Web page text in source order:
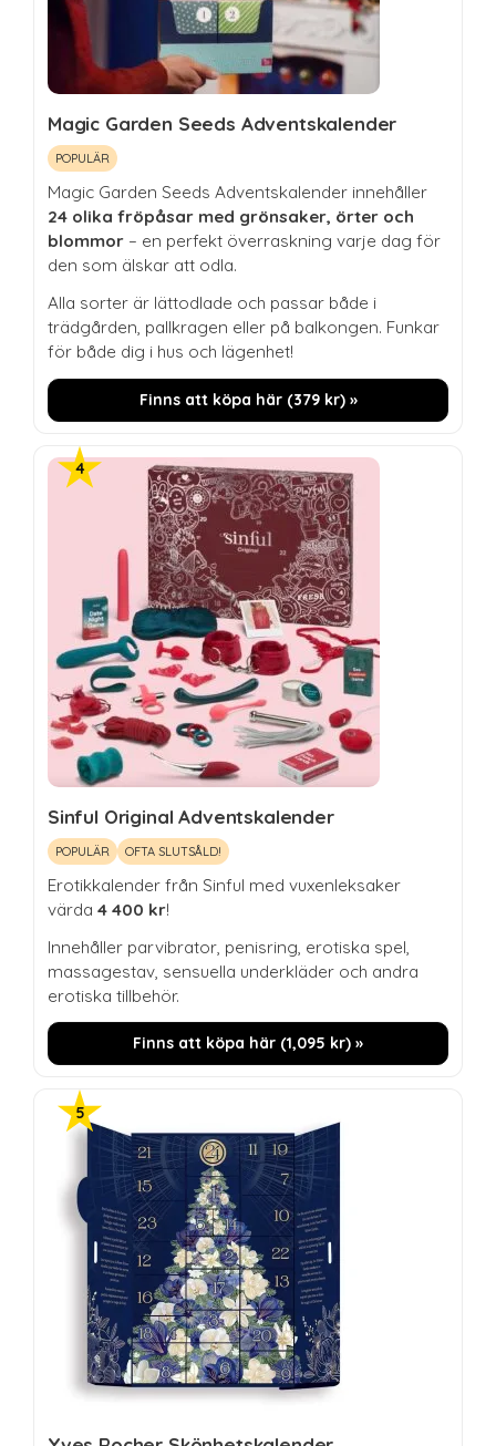
Magic Garden Seeds Adventskalender
POPULÄR
Magic Garden Seeds Adventskalender innehåller
24 olika fröpåsar med grönsaker, örter och
blommor – en perfekt överraskning varje dag för
den som älskar att odla.
Alla sorter är lättodlade och passar både i
trädgården, pallkragen eller på balkongen. Funkar
för både dig i hus och lägenhet!
Finns att köpa här (379 kr) »
Sinful Original Adventskalender
POPULÄR OFTA SLUTSÅLD!
Erotikkalender från Sinful med vuxenleksaker
värda 4 400 kr!
Innehåller parvibrator, penisring, erotiska spel,
massagestav, sensuella underkläder och andra
erotiska tillbehör.
Finns att köpa här (1,095 kr) »